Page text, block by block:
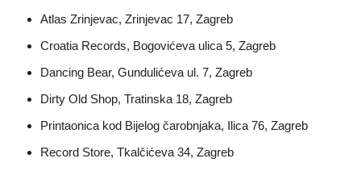
Atlas Zrinjevac, Zrinjevac 17, Zagreb
Croatia Records, Bogovićeva ulica 5, Zagreb
Dancing Bear, Gundulićeva ul. 7, Zagreb
Dirty Old Shop, Tratinska 18, Zagreb
Printaonica kod Bijelog čarobnjaka, Ilica 76, Zagreb
Record Store, Tkalčićeva 34, Zagreb